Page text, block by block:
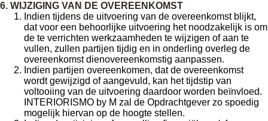
6. WIJZIGING VAN DE OVEREENKOMST
Indien tijdens de uitvoering van de overeenkomst blijkt,
dat voor een behoorlijke uitvoering het noodzakelijk is om
de te verrichten werkzaamheden te wijzigen of aan te
vullen, zullen partijen tijdig en in onderling overleg de
overeenkomst dienovereenkomstig aanpassen.
Indien partijen overeenkomen, dat de overeenkomst
wordt gewijzigd of aangevuld, kan het tijdstip van
voltooiing van de uitvoering daardoor worden beïnvloed.
INTERIORISMO by M zal de Opdrachtgever zo spoedig
mogelijk hiervan op de hoogte stellen.